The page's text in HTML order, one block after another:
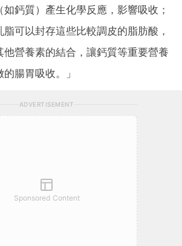
鈣質）產生化學反應，影響吸收；
可以封存這些比較調皮的脂肪酸，
他營養素的結合，讓鈣質等重要營養
腸胃吸收。」
ADVERTISEMENT
Sponsored Content